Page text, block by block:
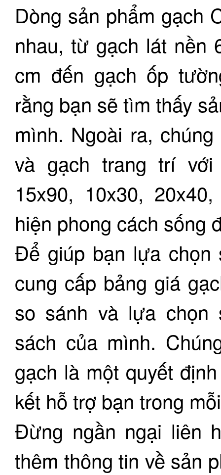
Dòng sản phẩm gạch
nhau, từ gạch lát nền
cm đến gạch ốp
rằng bạn sẽ tìm thấy
mình. Ngoài ra,
và gạch trang trí
15x90, 10x30,
hiện phong cách sống
Để giúp bạn lựa chọn
cung cấp bảng giá
so sánh và lựa chọn
sách của mình.
gạch là một quyết
kết hỗ trợ bạn trong
Đừng ngần ngại liên
thêm thông tin về sản